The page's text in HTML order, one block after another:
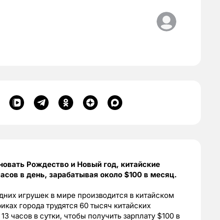
Рождество и Новый год, китайские
в день, зарабатывая около $100 в месяц.
игрушек в мире производится в китайском
города трудятся 60 тысяч китайских
часов в сутки, чтобы получить зарплату $100 в